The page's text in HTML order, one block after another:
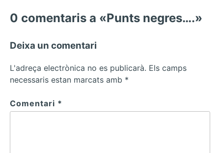
0 comentaris a «Punts negres….»
Deixa un comentari
L'adreça electrònica no es publicarà. Els camps
necessaris estan marcats amb *
Comentari *